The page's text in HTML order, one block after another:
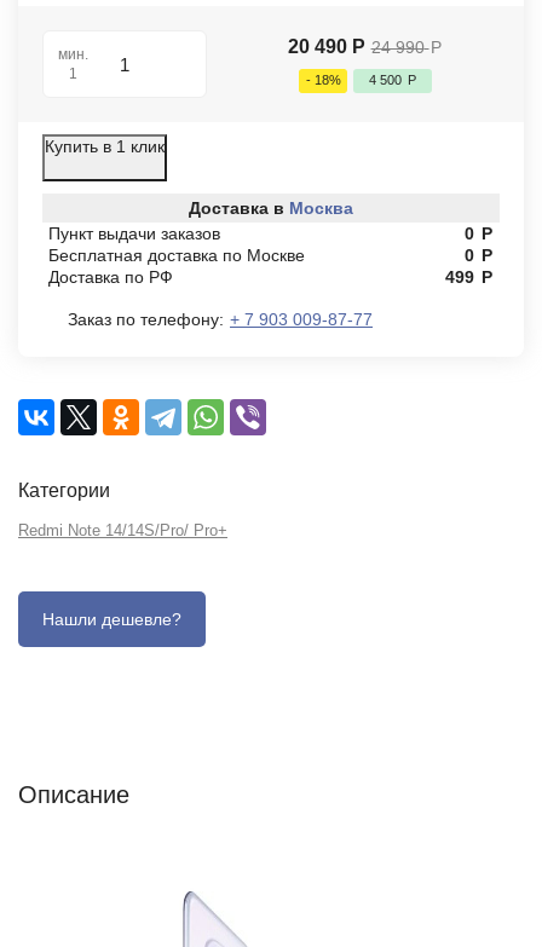
мин.
1
20 490 Р 24 990 Р
- 18% 4 500 Р
Купить в 1 клик
Доставка в Москва
Пункт выдачи заказов
0 Р
Бесплатная доставка по Москве
0 Р
Доставка по РФ
499 Р
Заказ по телефону: + 7 903 009-87-77
Категории
Redmi Note 14/14S/Pro/ Pro+
Описание